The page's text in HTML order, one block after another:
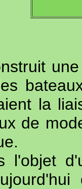
la
de
l'objet